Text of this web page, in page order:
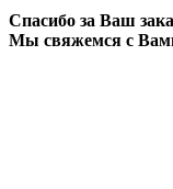
Спасибо за Ваш
Мы свяжемся с